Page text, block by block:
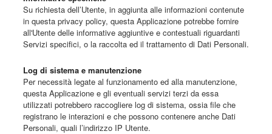
Su richiesta dell’Utente, in aggiunta alle informazioni contenute
in questa privacy policy, questa Applicazione potrebbe fornire
all'Utente delle informative aggiuntive e contestuali riguardanti
Servizi specifici, o la raccolta ed il trattamento di Dati Personali.
Log di sistema e manutenzione
Per necessità legate al funzionamento ed alla manutenzione,
questa Applicazione e gli eventuali servizi terzi da essa
utilizzati potrebbero raccogliere log di sistema, ossia file che
registrano le interazioni e che possono contenere anche Dati
Personali, quali l’indirizzo IP Utente.